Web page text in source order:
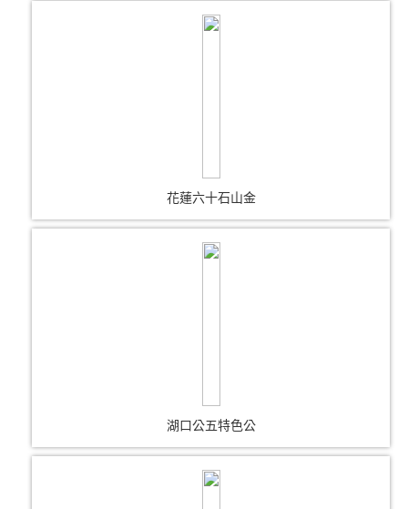
花蓮六十石山金
湖口公五特色公